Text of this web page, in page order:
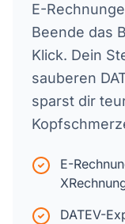
E-
Beende das
Klick. Dein
sauberen
sparst dir
E-
DATEV-